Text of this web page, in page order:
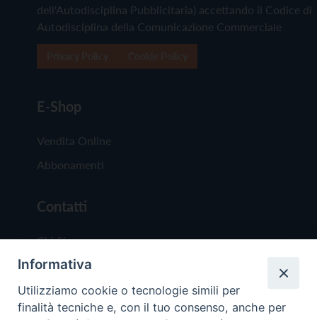
dell'Autodisciplina Pubblicitaria) accettando il Codice di
Autodisciplina della Comunicazione Commerciale
E-Shop
Vendita Online
Abbonamenti
Contatti
Chi Siamo
Redazione
Scrivici
Informativa
Utilizziamo cookie o tecnologie simili per
finalità tecniche e, con il tuo consenso, anche per